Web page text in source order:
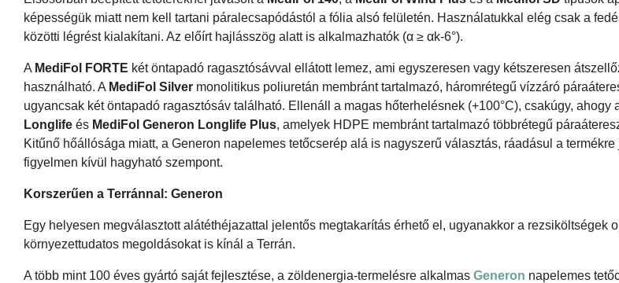
képességük miatt nem kell tartani páralecsapódástól a fólia alsó felületén. Használatukkal elég csak a
közötti légrést kialakítani. Az előírt hajlásszög alatt is alkalmazhatók (α ≥ αk-6°).
A MediFol FORTE két öntapadó ragasztósávval ellátott lemez, ami egyszeresen vagy kétszeresen
használható. A MediFol Silver monolitikus poliuretán membránt tartalmazó, háromrétegű vízzáró
ugyancsak két öntapadó ragasztósáv található. Ellenáll a magas hőterhelésnek (+100°C), csakúgy, ahogy
Longlife és MediFol Generon Longlife Plus, amelyek HDPE membránt tartalmazó többrétegű
Kitűnő hőállósága miatt, a Generon napelemes tetőcserép alá is nagyszerű választás, ráadásul a
figyelmen kívül hagyható szempont.
Korszerűen a Terránnal: Generon
Egy helyesen megválasztott alátéthéjazattal jelentős megtakarítás érhető el, ugyanakkor a rezsiköltségek
környezettudatos megoldásokat is kínál a Terrán.
A több mint 100 éves gyártó saját fejlesztése, a zöldenergia-termelésre alkalmas Generon napelemes